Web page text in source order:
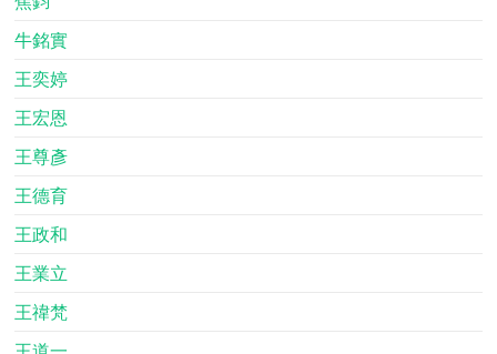
牛銘實
王奕婷
王宏恩
王尊彥
王德育
王政和
王業立
王禕梵